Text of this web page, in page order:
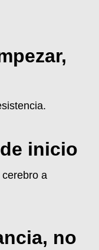
inicio
a
no